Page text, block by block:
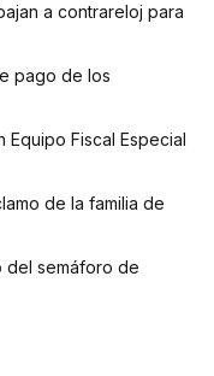
a contrareloj para
pago de los
Equipo Fiscal Especial
de la familia de
del semáforo de